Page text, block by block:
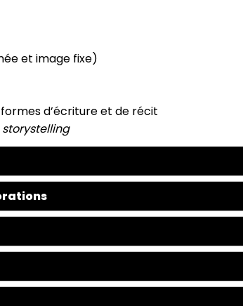
et image fixe)
d’écriture et de récit
storystelling